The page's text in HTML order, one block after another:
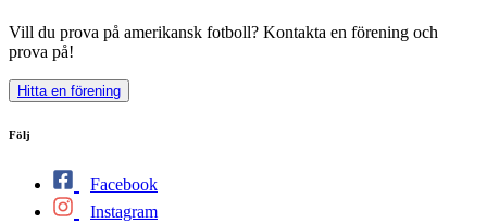
Vill du prova på amerikansk fotboll? Kontakta en förening och
prova på!
Hitta en förening
Följ
Facebook
Instagram